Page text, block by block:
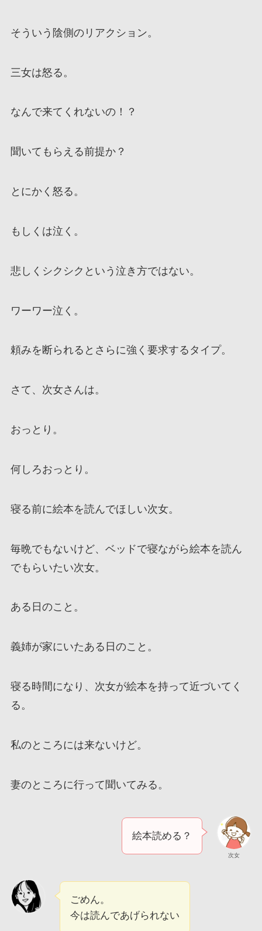
そういう陰側のリアクション。
三女は怒る。
なんで来てくれないの！？
聞いてもらえる前提か？
とにかく怒る。
もしくは泣く。
悲しくシクシクという泣き方ではない。
ワーワー泣く。
頼みを断られるとさらに強く要求するタイプ。
さて、次女さんは。
おっとり。
何しろおっとり。
寝る前に絵本を読んでほしい次女。
毎晩でもないけど、ベッドで寝ながら絵本を読ん
でもらいたい次女。
ある日のこと。
義姉が家にいたある日のこと。
寝る時間になり、次女が絵本を持って近づいてく
る。
私のところには来ないけど。
妻のところに行って聞いてみる。
次女
絵本読める？
ごめん。
今は読んであげられない